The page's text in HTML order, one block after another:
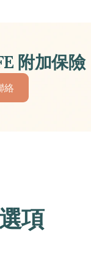
附加保險
絡
項